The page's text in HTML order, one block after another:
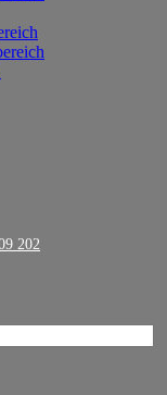
202